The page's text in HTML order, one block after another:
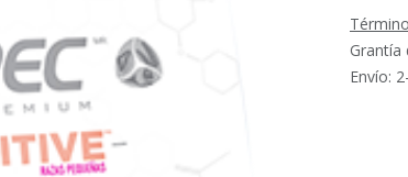
Grantía
Envío: